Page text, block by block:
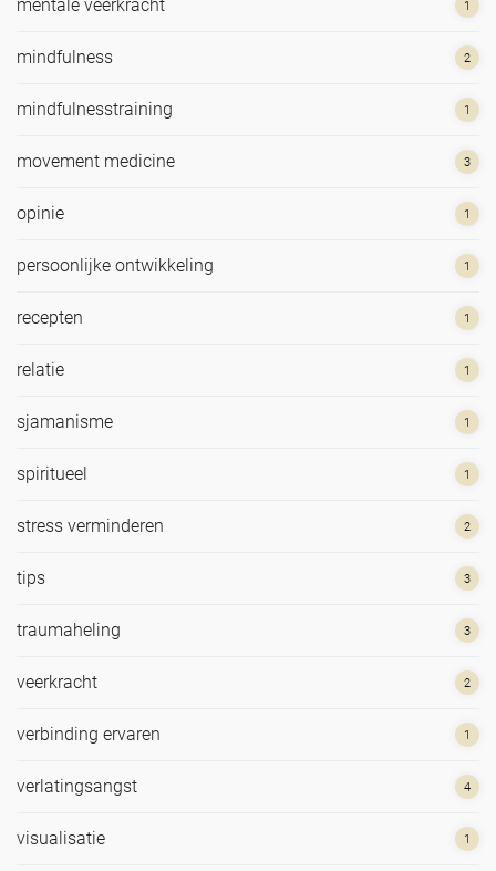
mentale veerkracht 1
mindfulness 2
mindfulnesstraining 1
movement medicine 3
opinie 1
persoonlijke ontwikkeling 1
recepten 1
relatie 1
sjamanisme 1
spiritueel 1
stress verminderen 2
tips 3
traumaheling 3
veerkracht 2
verbinding ervaren 1
verlatingsangst 4
visualisatie 1